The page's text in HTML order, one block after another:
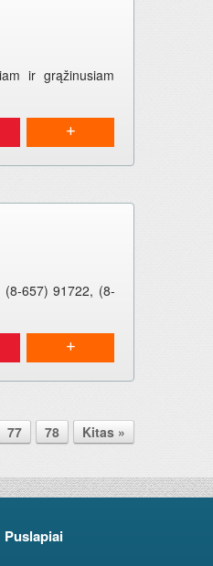
ir grąžinusiam
(8-657) 91722, (8-
77 78 Kitas »
Puslapiai